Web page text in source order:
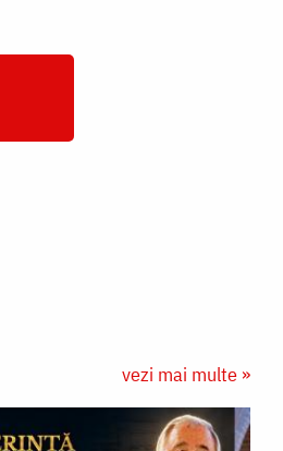
vezi mai multe »